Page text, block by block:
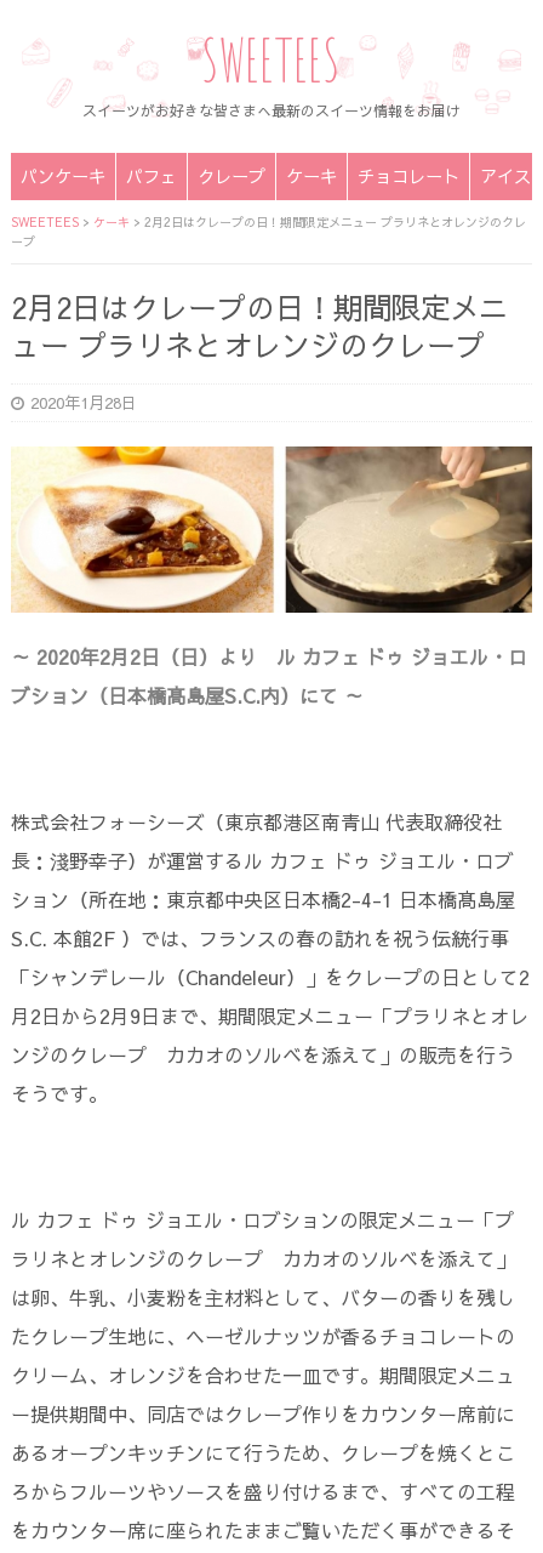
SWEETEES
スイーツがお好きな皆さまへ最新のスイーツ情報をお届け
パンケーキ パフェ クレープ ケーキ チョコレート アイス
SWEETEES> ケーキ > 2月2日はクレープの日！期間限定メニュー プラリネとオレンジのクレ
ープ
2月2日はクレープの日！期間限定メニ
ュー プラリネとオレンジのクレープ
2020年1月28日
～ 2020年2月2日（日）より ル カフェ ドゥ ジョエル・ロ
ブション（日本橋髙島屋S.C.内）にて ～
株式会社フォーシーズ（東京都港区南青山 代表取締役社
長：淺野幸子）が運営するル カフェ ドゥ ジョエル・ロブ
ション（所在地：東京都中央区日本橋2-4-1 日本橋髙島屋
S.C. 本館2F ）では、フランスの春の訪れを祝う伝統行事
「シャンデレール（Chandeleur）」をクレープの日として2
月2日から2月9日まで、期間限定メニュー「プラリネとオレ
ンジのクレープ カカオのソルベを添えて」の販売を行う
そうです。
ル カフェ ドゥ ジョエル・ロブションの限定メニュー「プ
ラリネとオレンジのクレープ カカオのソルベを添えて」
は卵、牛乳、小麦粉を主材料として、バターの香りを残し
たクレープ生地に、ヘーゼルナッツが香るチョコレートの
クリーム、オレンジを合わせた一皿です。期間限定メニュ
ー提供期間中、同店ではクレープ作りをカウンター席前に
あるオープンキッチンにて行うため、クレープを焼くとこ
ろからフルーツやソースを盛り付けるまで、すべての工程
をカウンター席に座られたままご覧いただく事ができるそ